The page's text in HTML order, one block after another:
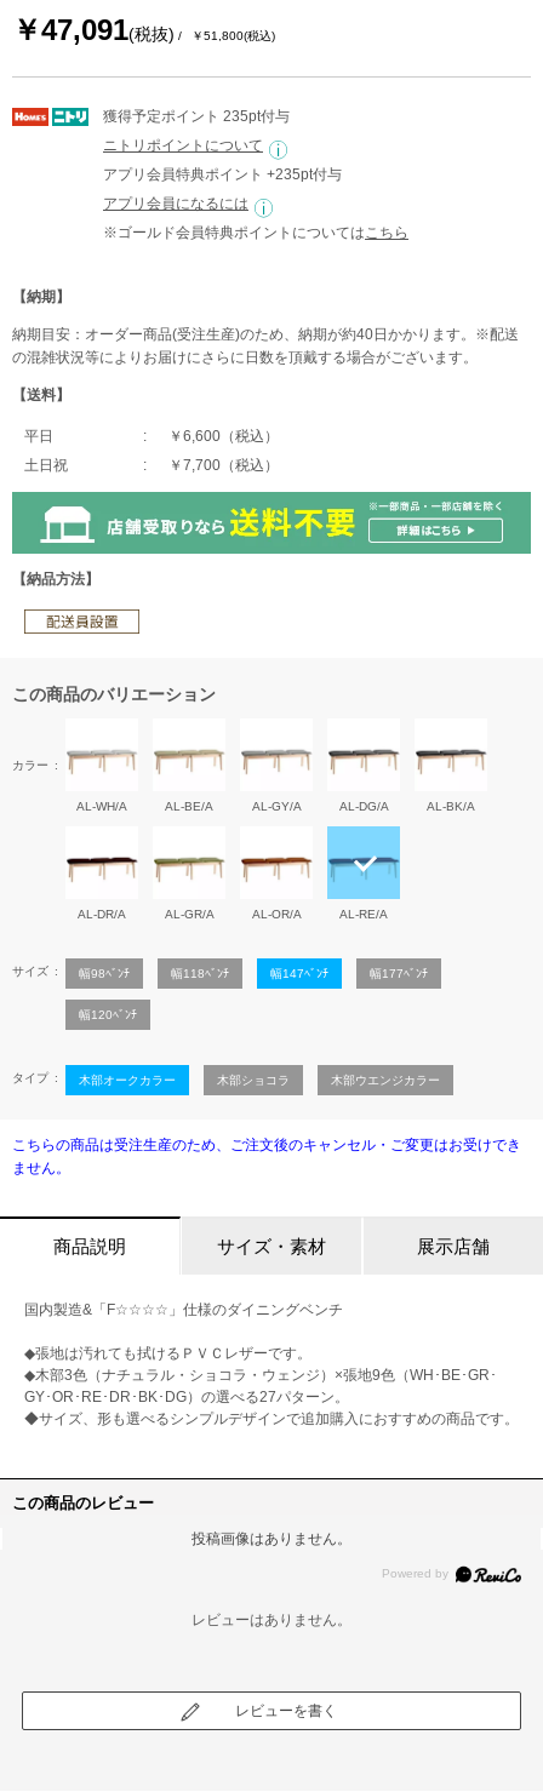
￥47,091(税抜) ￥51,800(税込)
獲得予定ポイント 235pt付与
ニトリポイントについて
アプリ会員特典ポイント +235pt付与
アプリ会員になるには
※ゴールド会員特典ポイントについては こちら
【納期】
納期目安：オーダー商品(受注生産)のため、納期が約40日かかります。※配送
の混雑状況等によりお届けにさらに日数を頂戴する場合がございます。
【送料】
平日
￥6,600（税込）
土日祝
￥7,700（税込）
【納品方法】
この商品のバリエーション
カラー
AL-WH/A AL-BE/A AL-GY/A AL-DG/A AL-BK/A
AL-DR/A AL-GR/A AL-OR/A AL-RE/A
サイズ 幅98ﾍﾞﾝﾁ 幅118ﾍﾞﾝﾁ 幅147ﾍﾞﾝﾁ 幅177ﾍﾞﾝﾁ
幅120ﾍﾞﾝﾁ
タイプ 木部オークカラー 木部ショコラ 木部ウエンジカラー
こちらの商品は受注生産のため、ご注文後のキャンセル・ご変更はお受けでき
ません。
商品説明 サイズ・素材 展示店舗
国内製造&「F☆☆☆☆」仕様のダイニングベンチ
◆張地は汚れても拭けるＰＶＣレザーです。
◆木部3色（ナチュラル・ショコラ・ウェンジ）×張地9色（WH･BE･GR･
GY･OR･RE･DR･BK･DG）の選べる27パターン。
◆サイズ、形も選べるシンプルデザインで追加購入におすすめの商品です。
この商品のレビュー
投稿画像はありません。
レビューはありません。
レビューを書く